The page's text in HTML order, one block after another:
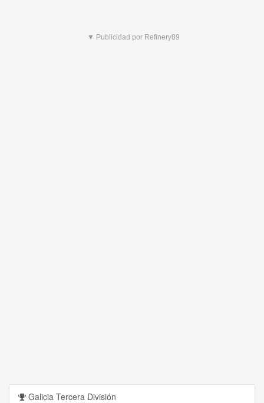
▼ Publicidad por Refinery89
Galicia Tercera División